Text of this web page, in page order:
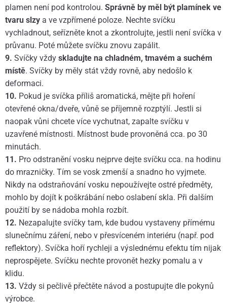
plamen není pod kontrolou. Správně by měl být plamínek ve
tvaru slzy a ve vzpřímené poloze. Nechte svíčku
vychladnout, seřízněte knot a zkontrolujte, jestli není svíčka v
průvanu. Poté můžete svíčku znovu zapálit.
9. Svíčky vždy skladujte na chladném, tmavém a suchém
místě. Svíčky by měly stát vždy rovně, aby nedošlo k
deformaci.
10. Pokud je svíčka příliš aromatická, mějte při hoření
otevřené okna/dveře, vůně se příjemně rozptýlí. Jestli si
naopak vůni chcete více vychutnat, zapalte svíčku v
uzavřené místnosti. Místnost bude provoněná cca. po 30
minutách.
11. Pro odstranění vosku nejprve dejte svíčku cca. na hodinu
do mrazničky. Tím se vosk zmenší a snadno ho vyjmete.
Nikdy na odstraňování vosku nepoužívejte ostré předměty,
mohlo by dojít k poškrábání nebo oslabení skla. Při dalším
použití by se nádoba mohla rozbít.
12. Nezapalujte svíčky tam, kde budou vystaveny přímému
slunečnímu záření, nebo v přesvíceném interiéru (např. pod
reflektory). Svíčka hoří rychleji a výslednému efektu tím nijak
neprospějete. Svíčku nechte provonět hezky pomalu a v
klidu.
13. Vždy si pečlivě přečtěte návod a postupujte dle pokynů
výrobce.